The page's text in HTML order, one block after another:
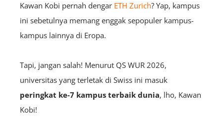
Kawan Kobi pernah dengar ETH Zurich? Yap, kampus
ini sebetulnya memang enggak sepopuler kampus-
kampus lainnya di Eropa.
Tapi, jangan salah! Menurut QS WUR 2026,
universitas yang terletak di Swiss ini masuk
peringkat ke-7 kampus terbaik dunia, lho, Kawan
Kobi!